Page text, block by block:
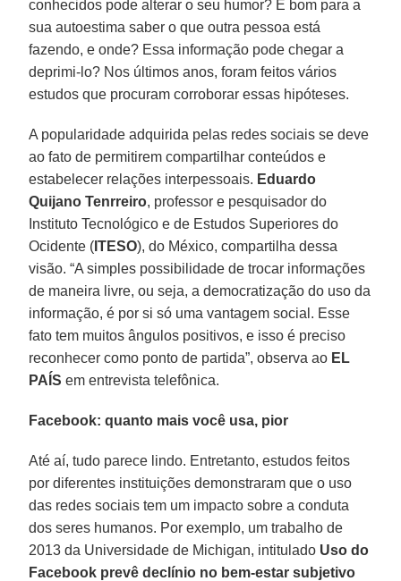
conhecidos pode alterar o seu humor? É bom para a
sua autoestima saber o que outra pessoa está
fazendo, e onde? Essa informação pode chegar a
deprimi-lo? Nos últimos anos, foram feitos vários
estudos que procuram corroborar essas hipóteses.
A popularidade adquirida pelas redes sociais se deve
ao fato de permitirem compartilhar conteúdos e
estabelecer relações interpessoais. Eduardo
Quijano Tenrreiro, professor e pesquisador do
Instituto Tecnológico e de Estudos Superiores do
Ocidente ( ITESO), do México, compartilha dessa
visão. “A simples possibilidade de trocar informações
de maneira livre, ou seja, a democratização do uso da
informação, é por si só uma vantagem social. Esse
fato tem muitos ângulos positivos, e isso é preciso
reconhecer como ponto de partida”, observa ao EL
PAÍS em entrevista telefônica.
Facebook: quanto mais você usa, pior
Até aí, tudo parece lindo. Entretanto, estudos feitos
por diferentes instituições demonstraram que o uso
das redes sociais tem um impacto sobre a conduta
dos seres humanos. Por exemplo, um trabalho de
2013 da Universidade de Michigan, intitulado Uso do
Facebook prevê declínio no bem-estar subjetivo